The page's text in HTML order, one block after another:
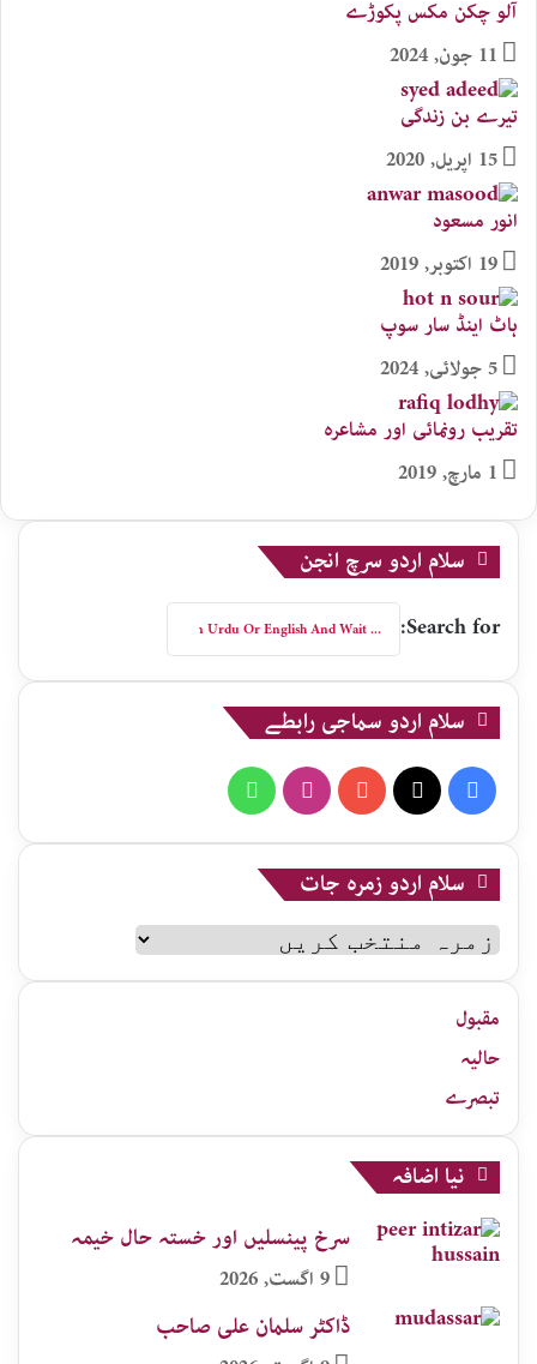
آلو چکن مکس پکوڑے
11 جون, 2024
تیرے بن زندگی
15 اپریل, 2020
انور مسعود
19 اکتوبر, 2019
ہاٹ اینڈ سار سوپ
5 جولائی, 2024
تقریب رونمائی اور مشاعرہ
1 مارچ, 2019
سلام اردو سرچ انجن
Search for:
سلام اردو سماجی رابطے
Facebook
YouTube
Instagram
WhatsApp
سلام اردو زمرہ جات
سلام
اردو
زمرہ
جات
مقبول
حالیہ
تبصرے
نیا اضافہ
سرخ پینسلیں اور خستہ حال خیمہ
9 اگست, 2026
ڈاکٹر سلمان علی صاحب